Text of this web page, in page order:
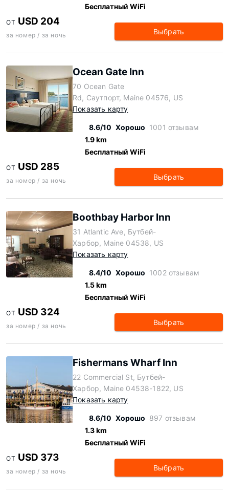
Бесплатный WiFi
ОТ USD 204
за номер / за ночь Выбрать
Ocean Gate Inn
70 Ocean Gate
Rd, Саутпорт, Maine 04576, US
Показать карту
8.6/10 Хорошо 1001 отзывам
1.9 km
Бесплатный WiFi
ОТ USD 285
за номер / за ночь Выбрать
Boothbay Harbor Inn
31 Atlantic Ave, Бутбей-
Харбор, Maine 04538, US
Показать карту
8.4/10 Хорошо 1002 отзывам
1.5 km
Бесплатный WiFi
ОТ USD 324
за номер / за ночь Выбрать
Fishermans Wharf Inn
22 Commercial St, Бутбей-
Харбор, Maine 04538-1822, US
Показать карту
8.6/10 Хорошо 897 отзывам
1.3 km
Бесплатный WiFi
ОТ USD 373
за номер / за ночь Выбрать